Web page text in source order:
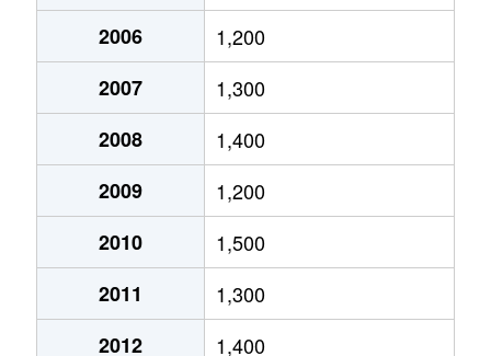
3,100万円
1,900万円
1,900万円
1,800万円
1,900万円
2,100万円
鈎取本町
200万円
2006
1,200
2007
1,300
2008
1,400
2009
1,200
2010
1,500
2011
1,300
2012
1,400